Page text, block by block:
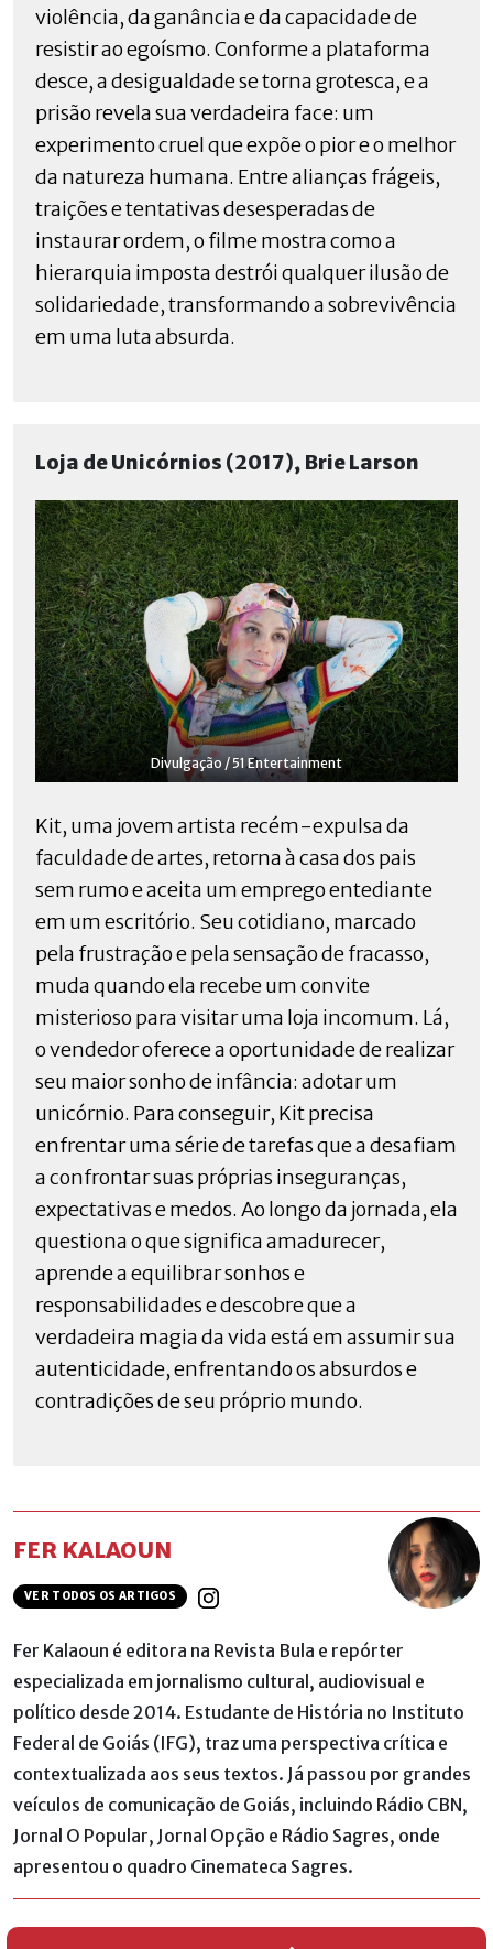
violência, da ganância e da capacidade de
resistir ao egoísmo. Conforme a plataforma
desce, a desigualdade se torna grotesca, e a
prisão revela sua verdadeira face: um
experimento cruel que expõe o pior e o melhor
da natureza humana. Entre alianças frágeis,
traições e tentativas desesperadas de
instaurar ordem, o filme mostra como a
hierarquia imposta destrói qualquer ilusão de
solidariedade, transformando a sobrevivência
em uma luta absurda.
Loja de Unicórnios (2017), Brie Larson
Divulgação / 51 Entertainment
Kit, uma jovem artista recém-expulsa da
faculdade de artes, retorna à casa dos pais
sem rumo e aceita um emprego entediante
em um escritório. Seu cotidiano, marcado
pela frustração e pela sensação de fracasso,
muda quando ela recebe um convite
misterioso para visitar uma loja incomum. Lá,
o vendedor oferece a oportunidade de realizar
seu maior sonho de infância: adotar um
unicórnio. Para conseguir, Kit precisa
enfrentar uma série de tarefas que a desafiam
a confrontar suas próprias inseguranças,
expectativas e medos. Ao longo da jornada, ela
questiona o que significa amadurecer,
aprende a equilibrar sonhos e
responsabilidades e descobre que a
verdadeira magia da vida está em assumir sua
autenticidade, enfrentando os absurdos e
contradições de seu próprio mundo.
FER KALAOUN
VER TODOS OS ARTIGOS
Fer Kalaoun é editora na Revista Bula e repórter
especializada em jornalismo cultural, audiovisual e
político desde 2014. Estudante de História no Instituto
Federal de Goiás (IFG), traz uma perspectiva crítica e
contextualizada aos seus textos. Já passou por grandes
veículos de comunicação de Goiás, incluindo Rádio CBN,
Jornal O Popular, Jornal Opção e Rádio Sagres, onde
apresentou o quadro Cinemateca Sagres.